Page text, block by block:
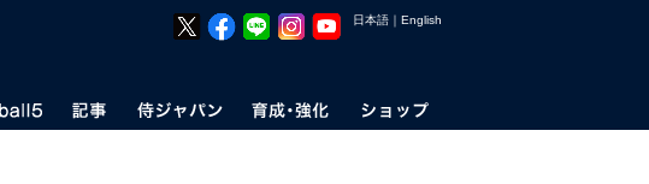
日本語 ｜ English